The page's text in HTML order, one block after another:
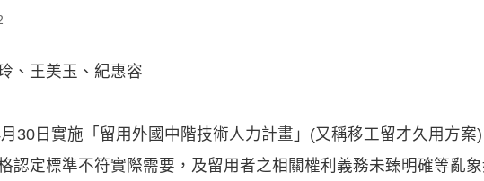
、王美玉、紀惠容
30日實施「留用外國中階技術人力計畫」(又稱移工留才久用方
認定標準不符實際需要，及留用者之相關權利義務未臻明確等亂